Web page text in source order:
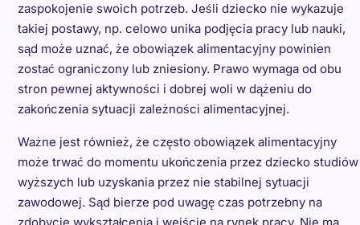
zaspokojenie swoich potrzeb. Jeśli dziecko nie wykazuje
takiej postawy, np. celowo unika podjęcia pracy lub nauki,
sąd może uznać, że obowiązek alimentacyjny powinien
zostać ograniczony lub zniesiony. Prawo wymaga od obu
stron pewnej aktywności i dobrej woli w dążeniu do
zakończenia sytuacji zależności alimentacyjnej.
Ważne jest również, że często obowiązek alimentacyjny
może trwać do momentu ukończenia przez dziecko studiów
wyższych lub uzyskania przez nie stabilnej sytuacji
zawodowej. Sąd bierze pod uwagę czas potrzebny na